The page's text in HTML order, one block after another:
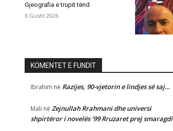
Gjeografia e trupit tënd
6 Gusht 2026
KOMENTET E FUNDIT
Ibrahim në Razijes, 90-vjetorin e lindjes së saj…
Mali në Zejnullah Rrahmani dhe universi
shpirtëror i novelës ‘99 Rruzaret prej smaragdi